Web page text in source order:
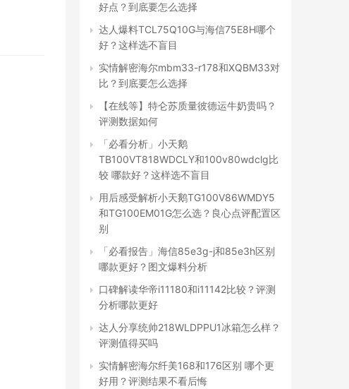
好点？到底要怎么选择
达人爆料TCL75Q10G与海信75E8H哪个
好？这样选不盲目
实情解密海尔mbm33-r178和XQBM33对
比？到底要怎么选择
【在线等】特仑苏质量彼德运牛奶贵吗？
评测数据如何
「必看分析」小天鹅
TB100VT818WDCLY和100v80wdclg比
较 哪款好？这样选不盲目
用后感受解析小天鹅TG100V86WMDY5
和TG100EM01G怎么选？良心点评配置区
别
「必看报告」海信85e3g-j和85e3h区别
哪款更好？图文爆料分析
口碑解读华帝i11180和i11142比较？评测
分析哪款更好
达人分享统帅218WLDPPU1冰箱怎么样？
评测值得买吗
实情解密海尔纤美168和176区别 哪个更
好用？评测结果不看后悔